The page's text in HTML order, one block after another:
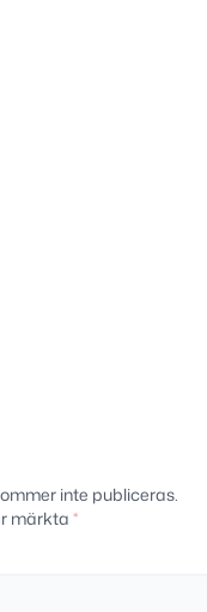
inte publiceras.
märkta *